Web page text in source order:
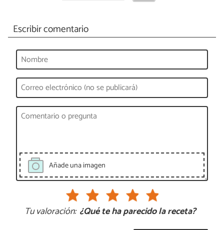
Escribir comentario
Añade una imagen
Tu valoración: ¿Qué te ha parecido la receta?